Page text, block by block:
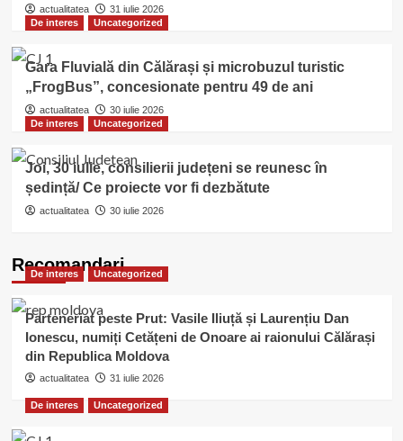
actualitatea
31 iulie 2026
De interes
Uncategorized
Gara Fluvială din Călărași și microbuzul turistic
„FrogBus”, concesionate pentru 49 de ani
actualitatea
30 iulie 2026
De interes
Uncategorized
Joi, 30 iulie, consilierii județeni se reunesc în
ședință/ Ce proiecte vor fi dezbătute
actualitatea 30 iulie 2026
Recomandari
De interes Uncategorized
Parteneriat peste Prut: Vasile Iliuță și Laurențiu Dan
Ionescu, numiți Cetățeni de Onoare ai raionului Călărași
din Republica Moldova
actualitatea 31 iulie 2026
De interes Uncategorized